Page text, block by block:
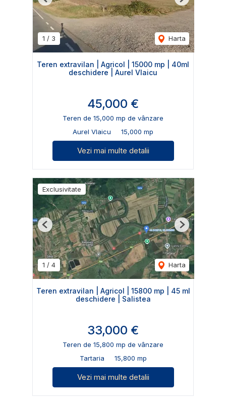
1 / 3 Harta
Previous Next
Teren extravilan | Agricol | 15000 mp | 40ml
deschidere | Aurel Vlaicu
45,000 €
Teren de 15,000 mp de vânzare
Aurel Vlaicu
15,000 mp
Vezi mai multe detalii
Exclusivitate
1 / 4 Harta
Previous Next
Teren extravilan | Agricol | 15800 mp | 45 ml
deschidere | Salistea
33,000 €
Teren de 15,800 mp de vânzare
Tartaria
15,800 mp
Vezi mai multe detalii